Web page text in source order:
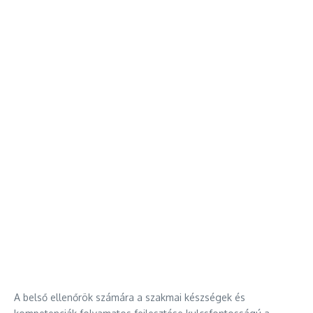
A belső ellenőrök számára a szakmai készségek és